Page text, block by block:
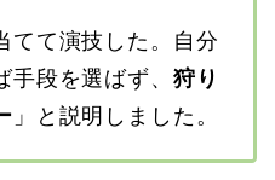
てて演技した。自分
段を選ばず、 狩り
」と説明しました。